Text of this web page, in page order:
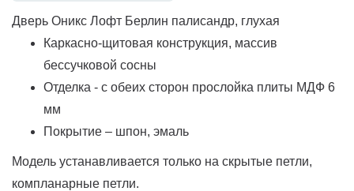
Дверь Оникс Лофт Берлин палисандр, глухая
Каркасно-щитовая конструкция, массив
бессучковой сосны
Отделка - с обеих сторон прослойка плиты МДФ 6
мм
Покрытие – шпон, эмаль
Модель устанавливается только на скрытые петли,
компланарные петли.